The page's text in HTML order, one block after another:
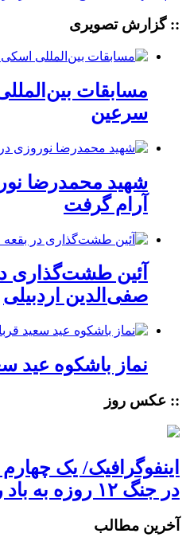
:: گزارش تصویری
مسابقات
سرعین
شهید محمدرضا
آرام گرفت
آئین طشت‌گذاری
صفی‌الدین اردبیلی
نماز باشکوه عید
:: عکس روز
اینفوگرافیک/ یک
در جنگ ۱۲ روزه به باد رفت
آخرین مطالب